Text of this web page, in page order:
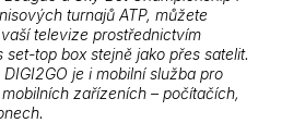
turnajů ATP, můžete
televize prostřednictvím
top box stejně jako přes satelit.
je i mobilní služba pro
zařízeních – počítačích,